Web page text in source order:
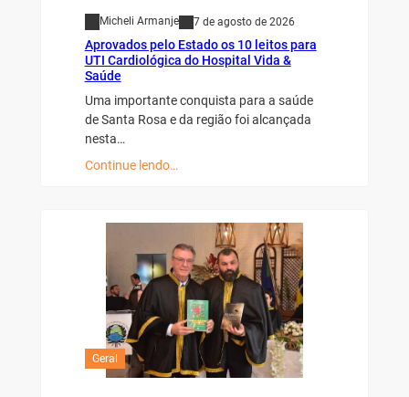
Micheli Armanje 7 de agosto de 2026
Aprovados pelo Estado os 10 leitos para
UTI Cardiológica do Hospital Vida &
Saúde
Uma importante conquista para a saúde
de Santa Rosa e da região foi alcançada
nesta…
Continue lendo…
Geral